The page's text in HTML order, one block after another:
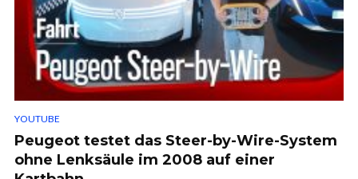
YOUTUBE
Peugeot testet das Steer-by-Wire-System
ohne Lenksäule im 2008 auf einer